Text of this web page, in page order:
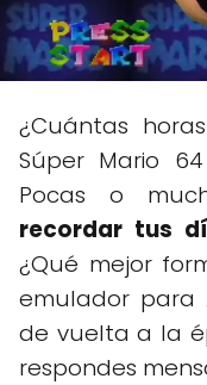
¿Cuántas
Súper Mario
Pocas o
recordar tus
¿Qué mejor
emulador para
de vuelta a la
respondes